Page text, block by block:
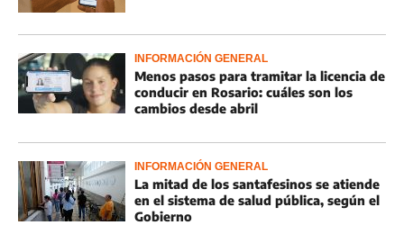
INFORMACIÓN GENERAL
Menos pasos para tramitar la licencia de
conducir en Rosario: cuáles son los
cambios desde abril
INFORMACIÓN GENERAL
La mitad de los santafesinos se atiende
en el sistema de salud pública, según el
Gobierno